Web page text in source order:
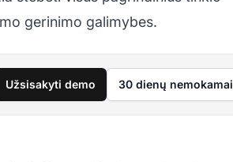
gerinimo galimybes.
Užsisakyti demo 30 dienų nemokamai